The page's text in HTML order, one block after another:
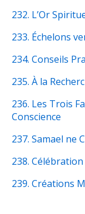
232. L’Or
233. Échelons
234. Conseils
235. À la
236. Les Trois
Conscience
237. Samael ne
238.
239. Créations